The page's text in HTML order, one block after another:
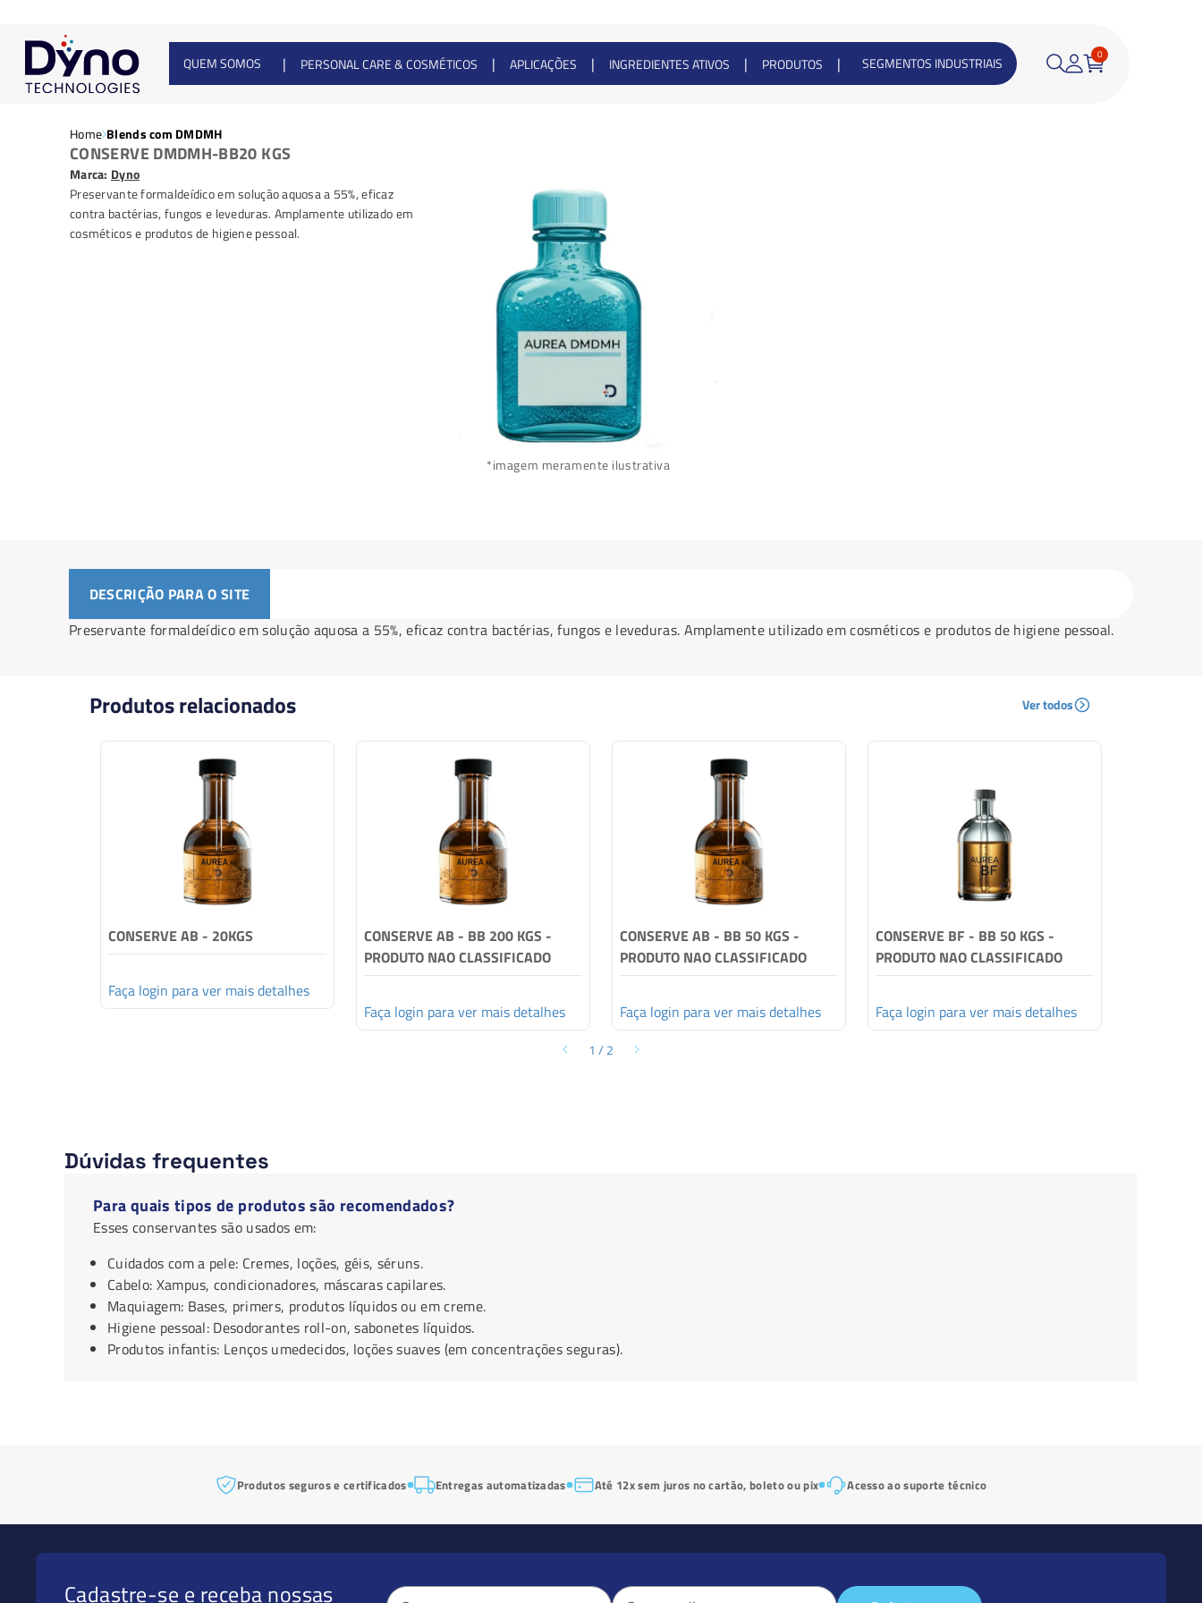
QUEM SOMOS | PERSONAL CARE & COSMÉTICOS | APLICAÇÕES | INGREDIENTES ATIVOS | PRODUTOS | SEGMENTOS INDUSTRIAIS 0
Home Blends com DMDMH
CONSERVE DMDMH-BB20 KGS
Marca: Dyno
Preservante formaldeídico em solução aquosa a 55%, eficaz
contra bactérias, fungos e leveduras. Amplamente utilizado em
cosméticos e produtos de higiene pessoal.
*imagem meramente ilustrativa
DESCRIÇÃO PARA O SITE
Preservante formaldeídico em solução aquosa a 55%, eficaz contra bactérias, fungos e leveduras. Amplamente utilizado em cosméticos e produtos de higiene pessoal.
Produtos relacionados Ver todos
CONSERVE AB - 20KGS
Faça login para ver mais detalhes
CONSERVE AB - BB 200 KGS -
PRODUTO NAO CLASSIFICADO
Faça login para ver mais detalhes
CONSERVE AB - BB 50 KGS -
PRODUTO NAO CLASSIFICADO
Faça login para ver mais detalhes
CONSERVE BF - BB 50 KGS -
PRODUTO NAO CLASSIFICADO
Faça login para ver mais detalhes
1 /2
Dúvidas frequentes
Para quais tipos de produtos são recomendados?
Esses conservantes são usados em:
Cuidados com a pele: Cremes, loções, géis, séruns.
Cabelo: Xampus, condicionadores, máscaras capilares.
Maquiagem: Bases, primers, produtos líquidos ou em creme.
Higiene pessoal: Desodorantes roll-on, sabonetes líquidos.
Produtos infantis: Lenços umedecidos, loções suaves (em concentrações seguras).
Produtos seguros e certificados Entregas automatizadas Até 12x sem juros no cartão, boleto ou pix Acesso ao suporte técnico
Cadastre-se e receba nossas